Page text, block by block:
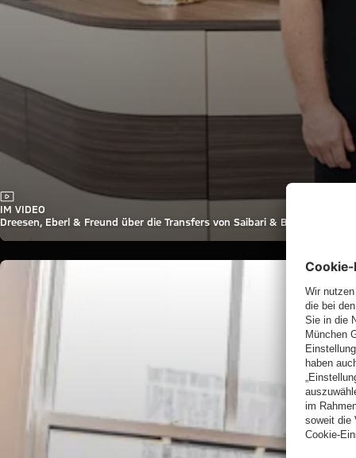
Video
IM VIDEO
Dreesen, Eberl & Freund über die Transfers von Saibari & Brown